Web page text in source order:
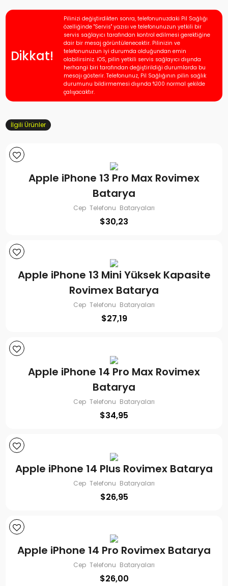
Dikkat!
Pilinizi değiştirdikten sonra, telefonunuzdaki Pil Sağlığı
özelliğinde "Servis" yazısı ve telefonunuzun yetkili bir
servis sağlayıcı tarafından kontrol edilmesi gerektiğine
dair bir mesaj görüntülenecektir. Pilinizin ve
telefonunuzun iyi durumda olduğundan emin
olabilirsiniz. iOS, pilin yetkili servis sağlayıcı dışında
herhangi biri tarafından değiştirildiği durumlarda bu
mesajı gösterir. Telefonunuz, Pil Sağlığının pilin sağlık
durumunu bildirmemesi dışında %100 normal şekilde
çalışacaktır.
İlgili Ürünler
Apple iPhone 13 Pro Max Rovimex
Batarya
Cep Telefonu Bataryaları
$30,23
Apple iPhone 13 Mini Yüksek Kapasite
Rovimex Batarya
Cep Telefonu Bataryaları
$27,19
Apple iPhone 14 Pro Max Rovimex
Batarya
Cep Telefonu Bataryaları
$34,95
Apple iPhone 14 Plus Rovimex Batarya
Cep Telefonu Bataryaları
$26,95
Apple iPhone 14 Pro Rovimex Batarya
Cep Telefonu Bataryaları
$26,00